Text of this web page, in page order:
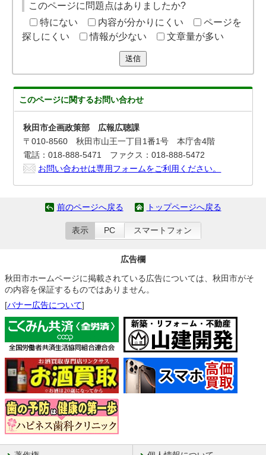
このページに問題点はありましたか?
特にない
内容が分かりにくい
ページを
探しにくい
情報が少ない 文章量が多い
送信
このページに関するお問い合わせ
秋田市企画政策部 広報広聴課
〒010-8560 秋田市山王一丁目1番1号 本庁舎4階
電話：018-888-5471 ファクス：018-888-5472
お問い合わせは専用フォームをご利用ください。
前のページへ戻る トップページへ戻る
表示 PC スマートフォン
広告欄
秋田市ホームページに掲載されている広告については、秋田市がそ
の内容を保証するものではありません。
[バナー広告について]